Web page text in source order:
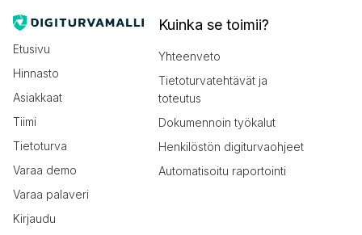
Etusivu
Hinnasto
Asiakkaat
Tiimi
Tietoturva
Varaa demo
Varaa palaveri
Kirjaudu
Kuinka se toimii?
Yhteenveto
Tietoturvatehtävät ja
toteutus
Dokumennoin työkalut
Henkilöstön digiturvaohjeet
Automatisoitu raportointi